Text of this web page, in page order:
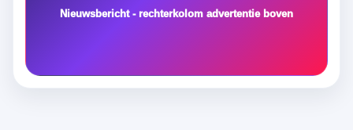
Nieuwsbericht - rechterkolom advertentie boven